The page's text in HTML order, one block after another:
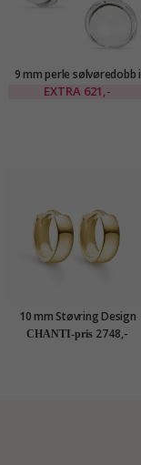
9 mm perle sølvøredobb i
sølv
EXTRA 621,-
10 mm Støvring Design
creol i 8 karat
CHANTI-pris 2748,-